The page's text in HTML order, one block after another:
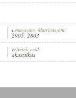
(ZONGORA
Lemezszám, Matricaszám:
2905, 2803
Felvételi mód:
akusztikus